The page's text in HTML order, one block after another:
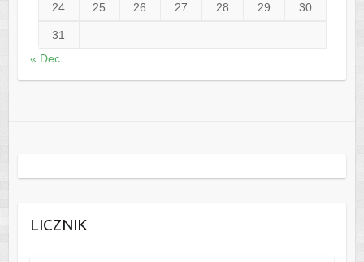
24 25 26 27 28 29 30
31
« Dec
LICZNIK